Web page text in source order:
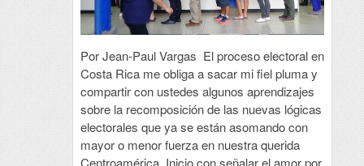
Por Jean-Paul Vargas El proceso electoral en
Costa Rica me obliga a sacar mi fiel pluma y
compartir con ustedes algunos aprendizajes
sobre la recomposición de las nuevas lógicas
electorales que ya se están asomando con
mayor o menor fuerza en nuestra querida
Centroamérica. Inicio con señalar el amor por